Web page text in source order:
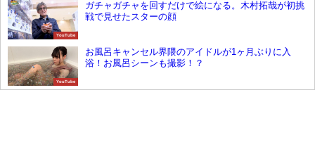
YouTube
ガチャガチャを回すだけで絵になる。木村拓哉が初挑
戦で見せたスターの顔
YouTube
お風呂キャンセル界隈のアイドルが1ヶ月ぶりに入
浴！お風呂シーンも撮影！？